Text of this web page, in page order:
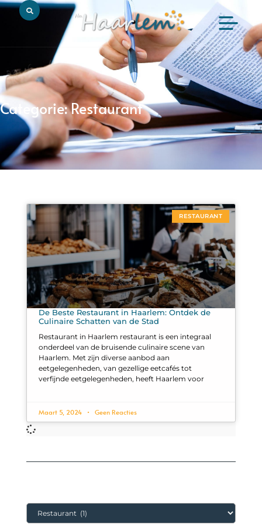
Categorie: Restaurant
RESTAURANT
De Beste Restaurant in Haarlem: Ontdek de
Culinaire Schatten van de Stad
Restaurant in Haarlem restaurant is een integraal
onderdeel van de bruisende culinaire scene van
Haarlem. Met zijn diverse aanbod aan
eetgelegenheden, van gezellige eetcafés tot
verfijnde eetgelegenheden, heeft Haarlem voor
Maart 5, 2024 Geen Reacties